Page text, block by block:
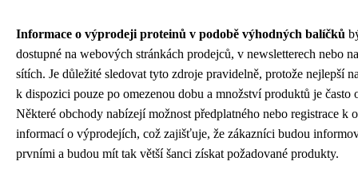
Informace o výprodeji proteinů v podobě výhodných balíčků
dostupné na webových stránkách prodejců, v newsletterech nebo
sítích. Je důležité sledovat tyto zdroje pravidelně, protože nejlepší
k dispozici pouze po omezenou dobu a množství produktů je často
Některé obchody nabízejí možnost předplatného nebo registrace k
informací o výprodejích, což zajišťuje, že zákazníci budou
prvními a budou mít tak větší šanci získat požadované produkty.